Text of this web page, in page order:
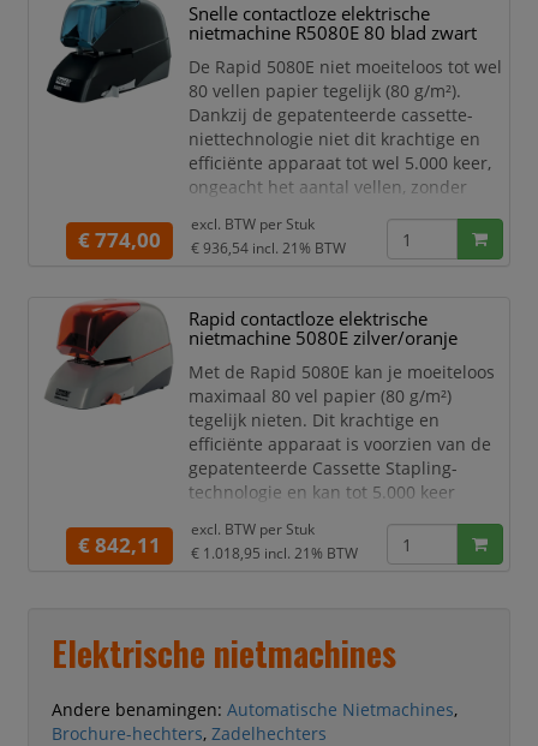
draaibare kop, waardoor kinderen een
natuurlijke handhouding kunnen
aannemen en gemakkelijker nauwkeuri
Snelle contactloze elektrische
nietmachine R5080E 80 blad zwart
De Rapid 5080E niet moeiteloos tot wel
80 vellen papier tegelijk (80 g/m²).
Dankzij de gepatenteerde cassette-
niettechnologie niet dit krachtige en
efficiënte apparaat tot wel 5.000 keer,
ongeacht het aantal vellen, zonder
duurzaamheid en gaat tot wel 500.000
nietbewerkingen mee, waardoor hij
kantoren, drukkerijen, scholen en
universiteiten. De LED-indicator
€ 774,00
excl. BTW per Stuk
€ 936,54 incl. 21% BTW
Rapid contactloze elektrische
nietmachine 5080E zilver/oranje
Met de Rapid 5080E kan je moeiteloos
maximaal 80 vel papier (80 g/m²)
tegelijk nieten. Dit krachtige en
efficiënte apparaat is voorzien van de
gepatenteerde Cassette Stapling-
technologie en kan tot 5.000 keer
hoeven te worden geladen, ongeacht
het aantal vellen. Ontworpen voor
perfect maakt voor intensief gebruik in
kantoren, copyshops, scholen en un
€ 842,11
excl. BTW per Stuk
€ 1.018,95 incl. 21% BTW
Elektrische nietmachines
Andere benamingen: Automatische Nietmachines,
Brochure-hechters, Zadelhechters